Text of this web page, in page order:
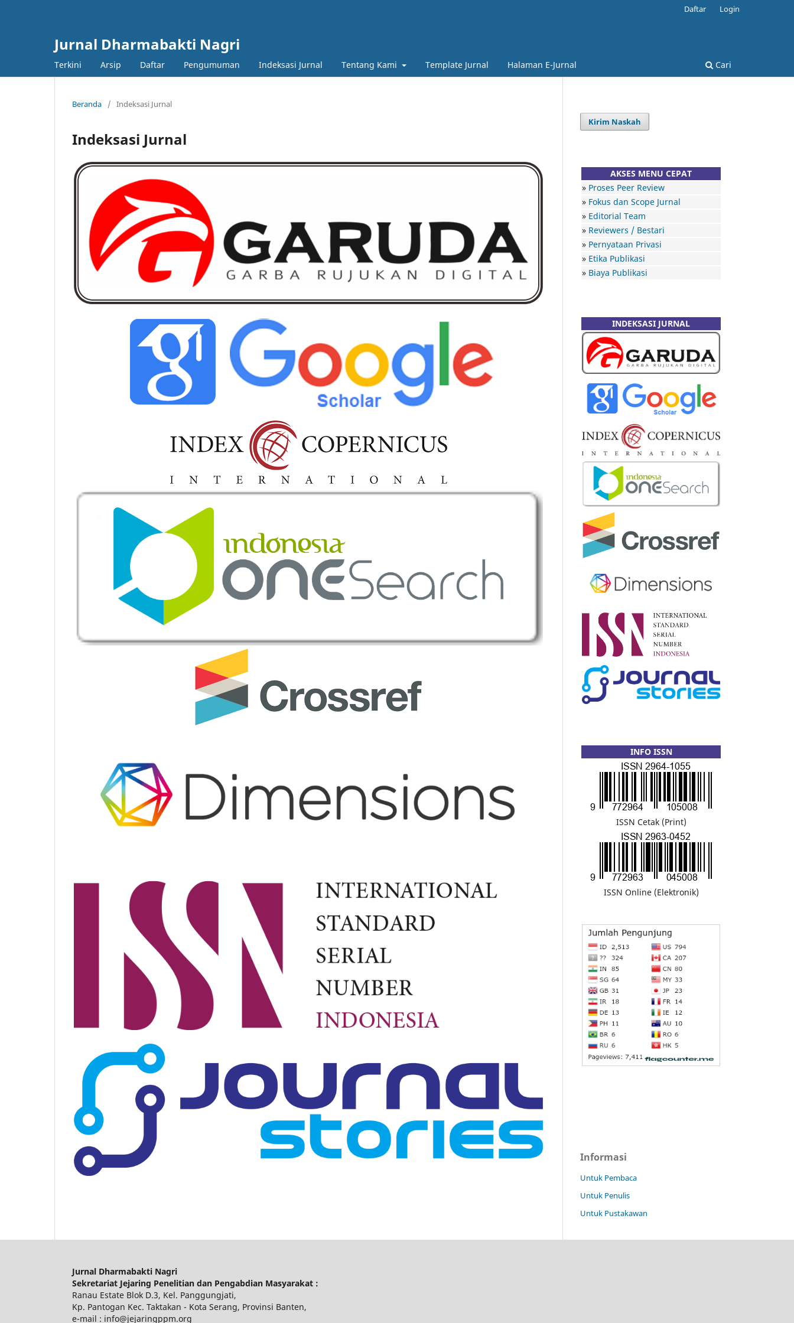
Jurnal Dharmabakti Nagri
Terkini Arsip Daftar Pengumuman Indeksasi Jurnal Tentang Kami Template Jurnal Halaman E-Jurnal Cari
Daftar Login
Beranda / Indeksasi Jurnal
Indeksasi Jurnal
Kirim Naskah
AKSES MENU CEPAT
» Proses Peer Review
» Fokus dan Scope Jurnal
» Editorial Team
» Reviewers / Bestari
» Pernyataan Privasi
» Etika Publikasi
» Biaya Publikasi
INDEKSASI JURNAL
INFO ISSN
ISSN Cetak (Print)
ISSN Online (Elektronik)
Informasi
Untuk Pembaca
Untuk Penulis
Untuk Pustakawan
Jurnal Dharmabakti Nagri
Sekretariat Jejaring Penelitian dan Pengabdian Masyarakat :
Ranau Estate Blok D.3, Kel. Panggungjati,
Kp. Pantogan Kec. Taktakan - Kota Serang, Provinsi Banten,
e-mail : info@jejaringppm.org